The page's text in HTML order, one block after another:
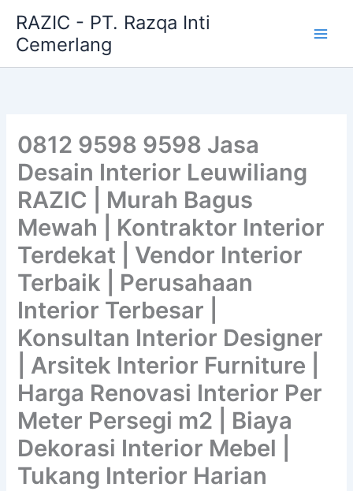
content
RAZIC - PT. Razqa Inti
Cemerlang
0812 9598 9598 Jasa
Desain Interior Leuwiliang
RAZIC | Murah Bagus
Mewah | Kontraktor Interior
Terdekat | Vendor Interior
Terbaik | Perusahaan
Interior Terbesar |
Konsultan Interior Designer
| Arsitek Interior Furniture |
Harga Renovasi Interior Per
Meter Persegi m2 | Biaya
Dekorasi Interior Mebel |
Tukang Interior Harian